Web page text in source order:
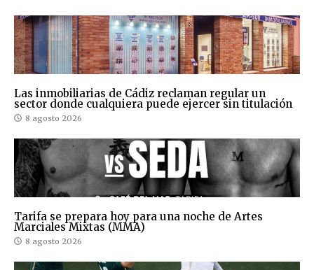
Las inmobiliarias de Cádiz reclaman regular un
sector donde cualquiera puede ejercer sin titulación
8 agosto 2026
Tarifa se prepara hoy para una noche de Artes
Marciales Mixtas (MMA)
8 agosto 2026